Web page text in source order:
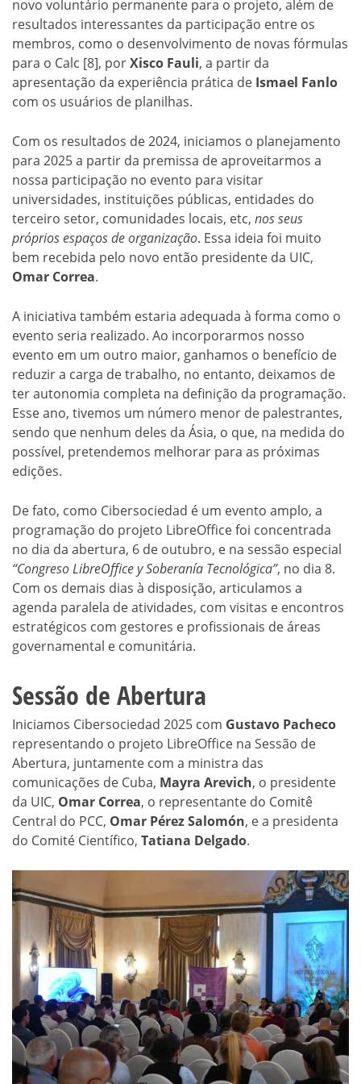
novo voluntário permanente para o projeto, além de
resultados interessantes da participação entre os
membros, como o desenvolvimento de novas fórmulas
para o Calc [8], porXisco Fauli, a partir da
apresentação da experiência prática de Ismael Fanlo
com os usuários de planilhas.
Com os resultados de 2024, iniciamos o planejamento
para 2025 a partir da premissa de aproveitarmos a
nossa participação no evento para visitar
universidades, instituições públicas, entidades do
terceiro setor, comunidades locais, etc, nos seus
próprios espaços de organização. Essa ideia foi muito
bem recebida pelo novo então presidente da UIC,
Omar Correa.
A iniciativa também estaria adequada à forma como o
evento seria realizado. Ao incorporarmos nosso
evento em um outro maior, ganhamos o benefício de
reduzir a carga de trabalho, no entanto, deixamos de
ter autonomia completa na definição da programação.
Esse ano, tivemos um número menor de palestrantes,
sendo que nenhum deles da Ásia, o que, na medida do
possível, pretendemos melhorar para as próximas
edições.
De fato, como Cibersociedad é um evento amplo, a
programação do projeto LibreOffice foi concentrada
no dia da abertura, 6 de outubro, e na sessão especial
“Congreso LibreOffice y Soberanía Tecnológica”, no dia 8.
Com os demais dias à disposição, articulamos a
agenda paralela de atividades, com visitas e encontros
estratégicos com gestores e profissionais de áreas
governamental e comunitária.
Sessão de Abertura
Iniciamos Cibersociedad 2025 com Gustavo Pacheco
representando o projeto LibreOffice na Sessão de
Abertura, juntamente com a ministra das
comunicações de Cuba, Mayra Arevich, o presidente
da UIC, Omar Correa, o representante do Comitê
Central do PCC, Omar Pérez Salomón, e a presidenta
do Comité Científico, Tatiana Delgado.